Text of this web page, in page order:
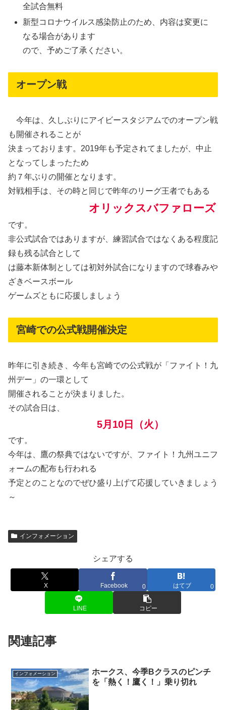
全試合無料
新型コロナウイルス感染防止のため、内容は変更に
なる場合があります
ので、予めご了承ください。
オープン戦
今年は、久しぶりにアイビースタジアムでのオープン戦
も開催されることが
決まっております。2019年も予定されてましたが、中止
となってしまったため
約７年ぶりの開催となります。
対戦相手は、その時と同じで昨年のリーグ王者でもある
オリックスバファローズ
です。
非公式試合ではありますが、練習試合ではなくある程度記
録も残る試合として
は藤本新体制としては初対外試合になりますので球春みや
ざきベースボール
ゲームズともに応援しましょう
宮崎での公式戦開催決定
昨年に引き続き、今年も宮崎での公式戦が「ファイト！九
州デー」の一環として
開催されることが決まりました。
その試合日は、
5月10日（火）
です。
今年は、鷹の祭典ではないですが、ファイト！九州ユニフ
ォームの配布も行われる
予定とのことなのでぜひ盛り上げて応援していきましょう
～
インフォメーション
シェアする
X Facebook 0 はてブ 0
LINE コピー
関連記事
インフォメーション
ホークス、今季Bクラスのピンチ
を「熱く！鷹く！」乗り切れ